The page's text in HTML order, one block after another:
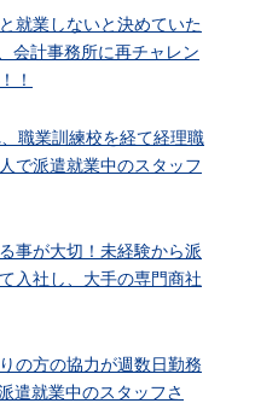
就業しないと決めていた
会計事務所に再チャレン
！
職業訓練校を経て経理職
で派遣就業中のスタッフ
事が大切！未経験から派
入社し、大手の専門商社
の方の協力が週数日勤務
遣就業中のスタッフさ